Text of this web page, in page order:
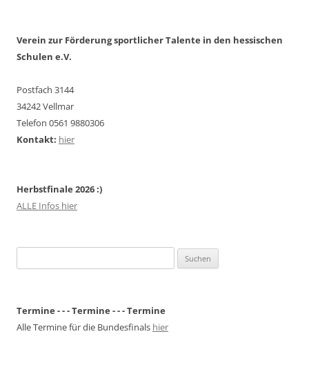
Verein zur Förderung sportlicher Talente in den hessischen
Schulen e.V.
Postfach 3144
34242 Vellmar
Telefon 0561 9880306
Kontakt: hier
Herbstfinale 2026 :)
ALLE Infos hier
nach:
Termine - - - Termine - - - Termine
Alle Termine für die Bundesfinals hier